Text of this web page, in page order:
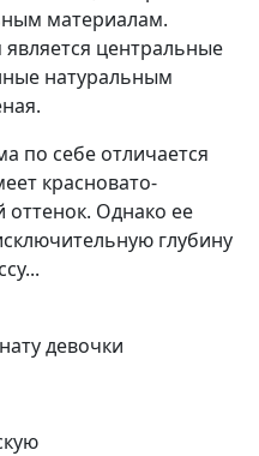
материалам.
центральные
натуральным
по себе отличается
красновато-
Однако ее
глубину
девочки